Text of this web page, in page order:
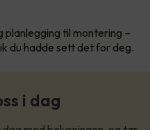
planlegging til montering –
du hadde sett det for deg.
i dag